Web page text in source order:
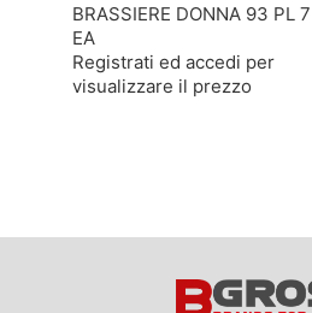
BRASSIERE DONNA 93 PL 7
EA
Registrati ed accedi per
visualizzare il prezzo